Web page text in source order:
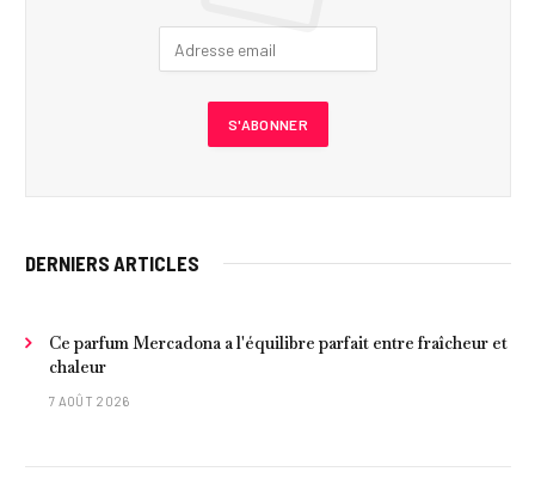
DERNIERS ARTICLES
Ce parfum Mercadona a l'équilibre parfait entre fraîcheur et
chaleur
7 AOÛT 2026